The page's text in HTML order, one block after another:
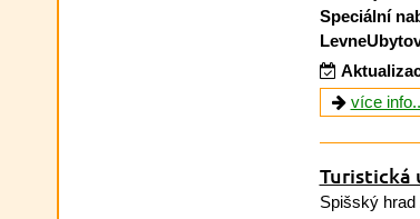
Speciální
více
Turistická
Spišský hrad